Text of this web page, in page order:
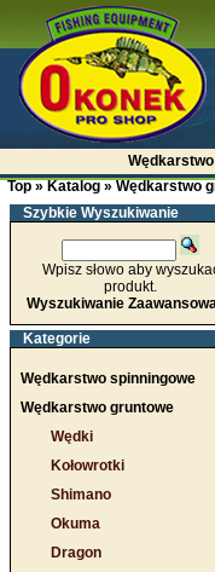
Top » Katalog » Wędkarstwo
Szybkie Wyszukiwanie
Wpisz słowo aby
produkt.
Wyszukiwanie
Kategorie
Wędkarstwo spinningowe
Wędkarstwo gruntowe
Wędki
Kołowrotki
Shimano
Okuma
Dragon